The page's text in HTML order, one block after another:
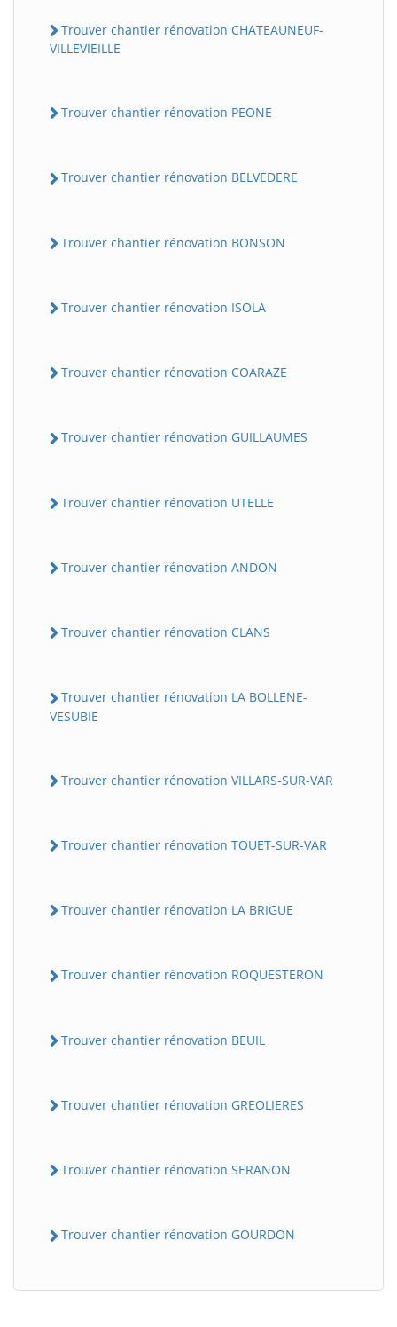
Trouver chantier rénovation CHATEAUNEUF-
VILLEVIEILLE
Trouver chantier rénovation PEONE
Trouver chantier rénovation BELVEDERE
Trouver chantier rénovation BONSON
Trouver chantier rénovation ISOLA
Trouver chantier rénovation COARAZE
Trouver chantier rénovation GUILLAUMES
Trouver chantier rénovation UTELLE
Trouver chantier rénovation ANDON
Trouver chantier rénovation CLANS
Trouver chantier rénovation LA BOLLENE-
VESUBIE
Trouver chantier rénovation VILLARS-SUR-VAR
Trouver chantier rénovation TOUET-SUR-VAR
Trouver chantier rénovation LA BRIGUE
Trouver chantier rénovation ROQUESTERON
Trouver chantier rénovation BEUIL
Trouver chantier rénovation GREOLIERES
Trouver chantier rénovation SERANON
Trouver chantier rénovation GOURDON